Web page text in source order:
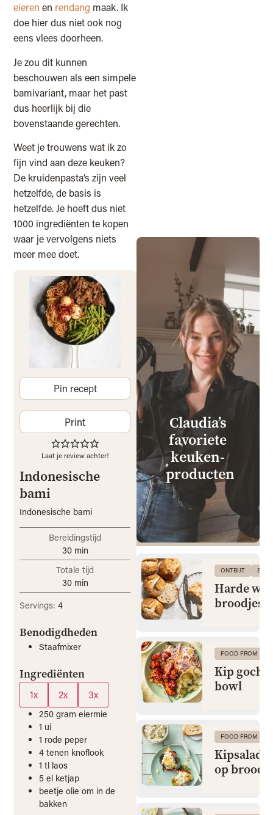
eieren en rendang maak. Ik
doe hier dus niet ook nog
eens vlees doorheen.
Je zou dit kunnen
beschouwen als een simpele
bamivariant, maar het past
dus heerlijk bij die
bovenstaande gerechten.
Weet je trouwens wat ik zo
fijn vind aan deze keuken?
De kruidenpasta’s zijn veel
hetzelfde, de basis is
hetzelfde. Je hoeft dus niet
1000 ingrediënten te kopen
waar je vervolgens niets
meer mee doet.
Pin recept
Print
Laat je review achter!
Indonesische
bami
Indonesische bami
Bereidingstijd
30 min
Totale tijd
30 min
Servings:4
Benodigdheden
Staafmixer
Ingrediënten
1x 2x 3x
250 gram eiermie
1 ui
1 rode peper
4 tenen knoflook
1 tl laos
5 el ketjap
beetje olie om in de
bakken
Claudia’s
favoriete
keuken­
producten
ONTBIJT
Harde
broodjes
FOOD FROM
Kip
bowl
FOOD FROM
Kipsalade
op brood